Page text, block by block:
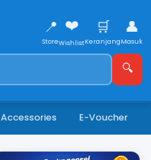
📍
Store
❤️
Wishlist
🛒
Keranjang
👤
Masuk
🔍
Accessories E-Voucher